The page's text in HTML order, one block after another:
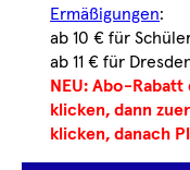
Ermäßigungen:
ab 10 € für
ab 11 € für
NEU: Abo-
klicken, dann
klicken, danach